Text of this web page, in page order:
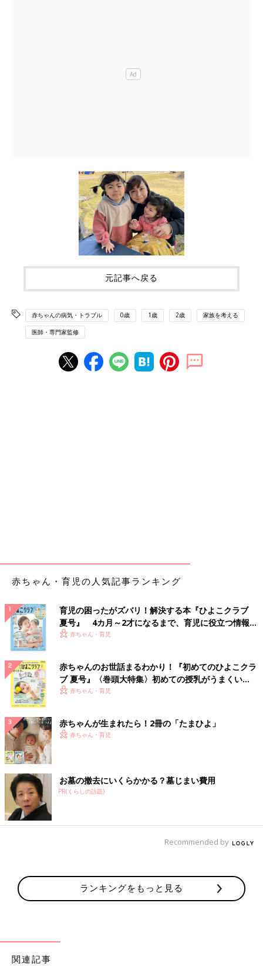
元記事へ戻る
赤ちゃんの病気・トラブル 0歳 1歳 2歳 家族を考える
医師・専門家監修
赤ちゃん・育児の人気記事ランキング
育児の困ったがズバリ！解決する本『ひよこクラブ
夏号』 4カ月～2才になるまで、育児に役立つ情報が
いっぱい！
赤ちゃん・育児
赤ちゃんのお世話まるわかり！『初めてのひよこクラ
ブ 夏号』〈巻頭大特集〉初めての授乳がうまくい
く！ おっぱい・ミルクの基本と夏のトラブル 解決テ
赤ちゃん・育児
赤ちゃんが生まれたら！2冊の「たまひよ」
赤ちゃん・育児
お墓の撤去にいくらかかる？墓じまい費用
PR(くらしの話題)
Recommended by
ランキングをもっと見る
関連記事